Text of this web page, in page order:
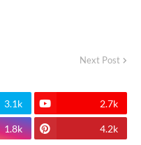
Next Post
3.1k 2.7k
1.8k 4.2k